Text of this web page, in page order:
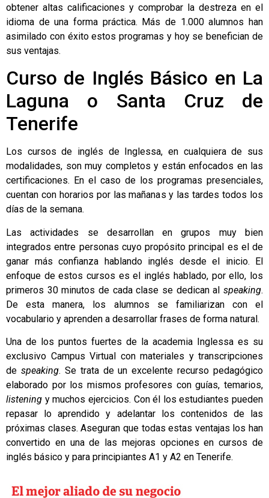
obtener altas calificaciones y comprobar la destreza en el
idioma de una forma práctica. Más de 1.000 alumnos han
asimilado con éxito estos programas y hoy se benefician de
sus ventajas.
Curso de Inglés Básico en La
Laguna o Santa Cruz de
Tenerife
Los cursos de inglés de Inglessa, en cualquiera de sus
modalidades, son muy completos y están enfocados en las
certificaciones. En el caso de los programas presenciales,
cuentan con horarios por las mañanas y las tardes todos los
días de la semana.
Las actividades se desarrollan en grupos muy bien
integrados entre personas cuyo propósito principal es el de
ganar más confianza hablando inglés desde el inicio. El
enfoque de estos cursos es el inglés hablado, por ello, los
primeros 30 minutos de cada clase se dedican al speaking.
De esta manera, los alumnos se familiarizan con el
vocabulario y aprenden a desarrollar frases de forma natural.
Una de los puntos fuertes de la academia Inglessa es su
exclusivo Campus Virtual con materiales y transcripciones
de speaking. Se trata de un excelente recurso pedagógico
elaborado por los mismos profesores con guías, temarios,
listening y muchos ejercicios. Con él los estudiantes pueden
repasar lo aprendido y adelantar los contenidos de las
próximas clases. Aseguran que todas estas ventajas los han
convertido en una de las mejoras opciones en cursos de
inglés básico y para principiantes A1 y A2 en Tenerife.